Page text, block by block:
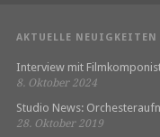
AKTUELLE NEUIGKEITEN
Interview mit
8. Oktober 2024
Studio News:
28. Oktober 2019